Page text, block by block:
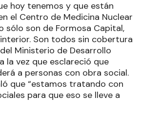
hoy tenemos y que están
el Centro de Medicina Nuclear
sólo son de Formosa Capital,
Son todos sin cobertura
Ministerio de Desarrollo
la vez que esclareció que
a personas con obra social.
que “estamos tratando con
para que eso se lleve a